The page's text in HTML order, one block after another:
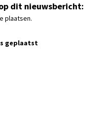
dit nieuwsbericht:
plaatsen.
geplaatst